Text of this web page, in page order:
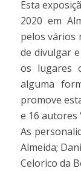
Esta
2020 em
pelos vários
de divulgar
os lugares
alguma
promove
e 16 autores
As
Almeida;
Celorico da